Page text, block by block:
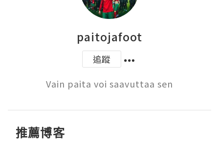
paitojafoot
追蹤
Vain paita voi saavuttaa sen
推薦博客